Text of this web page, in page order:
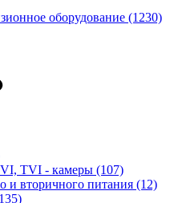
оборудование (1230)
TVI - камеры (107)
и вторичного питания (12)